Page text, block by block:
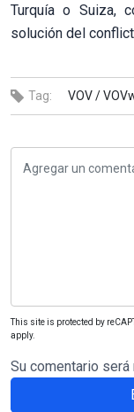
Turquía o Suiza,
solución del
Tag: VOV /
This site is protected by
apply.
Su comentario